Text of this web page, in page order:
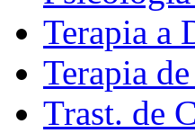
Terapia a
Terapia
Trast. de